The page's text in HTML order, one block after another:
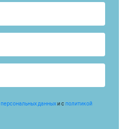
персональных данныхи с политикой